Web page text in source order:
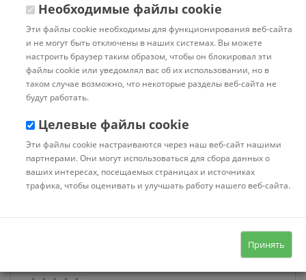
Код:1044453 Нет в наличии
ЖК-монитор SKY MN-43
Необходимые файлы cookie
Эти файлы cookie необходимы для функционирования веб-сайта
и не могут быть отключены в наших системах. Вы можете
настроить браузер таким образом, чтобы он блокировал эти
файлы cookie или уведомлял вас об их использовании, но в
таком случае возможно, что некоторые разделы веб-сайта не
будут работать.
Целевые файлы cookie
Эти файлы cookie настраиваются через наш веб-сайт нашими
партнерами. Они могут использоваться для сбора данных о
ваших интересах, посещаемых страницах и источниках
трафика, чтобы оценивать и улучшать работу нашего веб-сайта.
Принять